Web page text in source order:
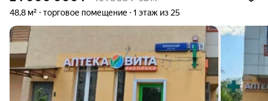
48,8 м² торговое помещение 1 этаж из 25